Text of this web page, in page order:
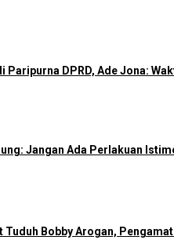
Paripurna DPRD, Ade Jona:
Jangan Ada Perlakuan
Tuduh Bobby Arogan,